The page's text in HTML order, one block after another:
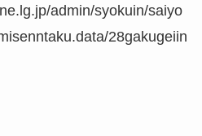
admin/syokuin/saiyo
28gakugeiin